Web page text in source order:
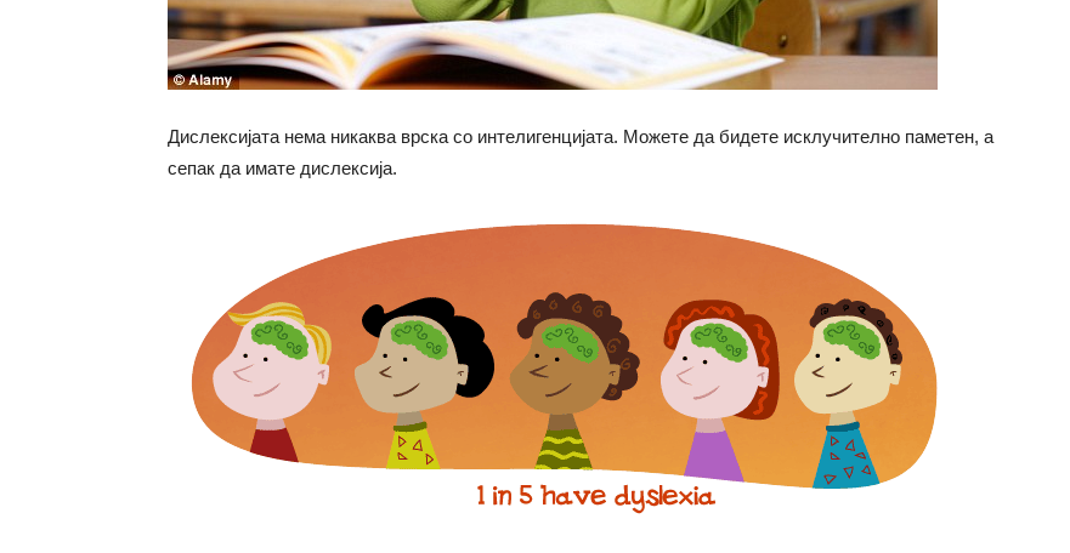
Дислексијата нема никаква врска со интелигенцијата. Можете да бидете исклучително паметен, а
сепак да имате дислексија.